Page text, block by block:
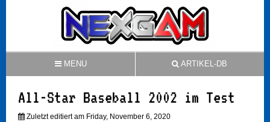
MENU ARTIKEL-DB
All-Star Baseball 2002 im Test
Zuletzt editiert am Friday, November 6, 2020